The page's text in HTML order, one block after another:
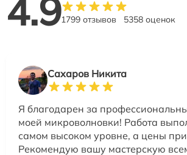
4.91799 отзывов 5358 оценок
Сахаров Никита
Я благодарен за
моей микроволновки! Работа
самом высоком уровне, а цены
Рекомендую вашу мастерскую